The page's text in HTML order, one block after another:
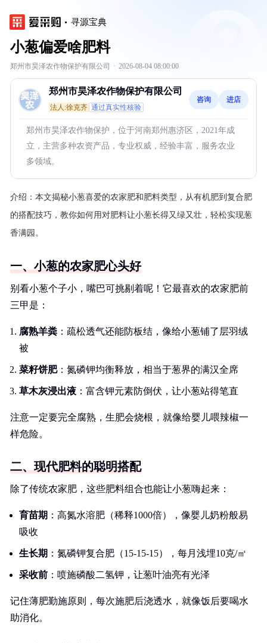
寻源宝典
小葱偏爱啥肥料
郑州市昊泽农作物保护有限公司 · 2026-08-04 08:00:00
郑州市昊泽农作物保护有限公司
法人:徐克齐 通过真实性核验
咨询 进店
郑州市昊泽农作物保护，位于河南郑州惠济区，2021年成
立，主营多种农资产品，专业权威，经验丰富，服务农业
多领域。
介绍： 本文揭秘小葱喜爱的农家肥和肥料类型，从有机肥到复合肥
的搭配技巧，教你如何用对肥料让小葱长得又绿又壮，轻松实现葱
香满园。
一、小葱的农家肥心头好
别看小葱个子小，嘴巴可挑剔着呢！它最喜欢的农家肥前
三甲是：
腐熟羊粪 ：疏松透气还能防板结，像给小葱铺了层羽绒
被
菜籽饼肥：氮磷钾均衡释放，相当于葱界的满汉全席
草木灰浸出液 ：富含钾元素防倒伏，让小葱站得笔直
注意一定要完全腐熟，生肥会烧根，就像给婴儿喂辣椒一
样危险。
二、现代肥料的聪明搭配
除了传统农家肥，这些肥料组合也能让小葱嗨起来：
育苗期 ：高氮水溶肥（稀释1000倍），像婴儿奶粉般易
吸收
生长期 ：氮磷钾复合肥（15-15-15），每月浅埋10克/㎡
采收前 ：喷施磷酸二氢钾，让葱叶油亮有光泽
记住薄肥勤施原则，每次施肥后浇透水，就像饭后要喝水
助消化。